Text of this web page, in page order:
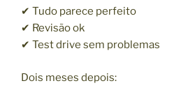
✔ Tudo parece perfeito
✔ Revisão ok
✔ Test drive sem problemas
Dois meses depois: